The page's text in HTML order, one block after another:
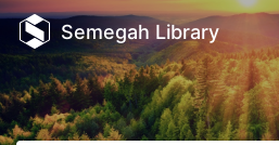
Semegah Library